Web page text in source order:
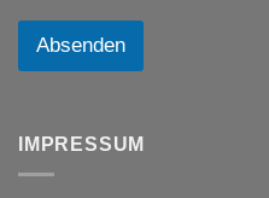
Absenden
IMPRESSUM